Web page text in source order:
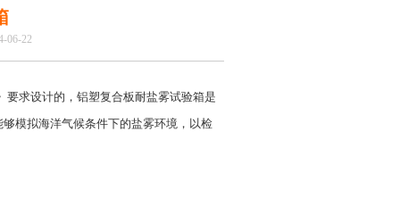
06-22
要求设计的，铝塑复合板耐盐雾试验箱是
模拟海洋气候条件下的盐雾环境，以检